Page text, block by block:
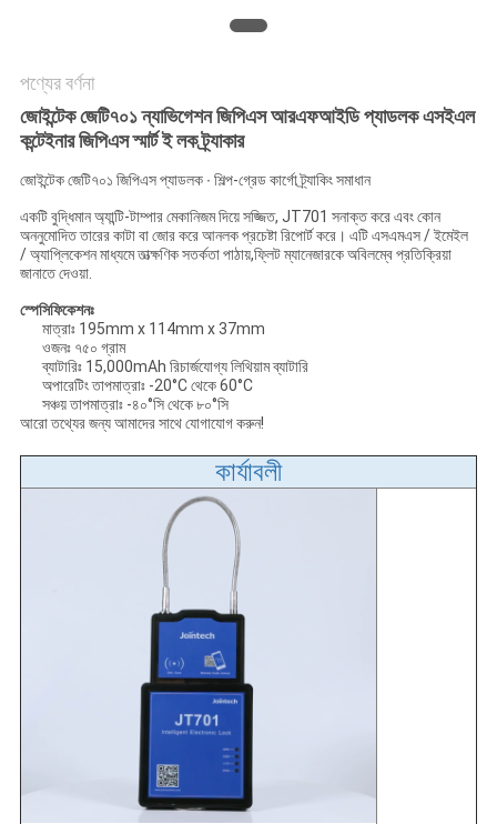
পণ্যের বর্ণনা
জোইন্টেক জেটি৭০১ ন্যাভিগেশন জিপিএস আরএফআইডি প্যাডলক এসইএল
কন্টেইনার জিপিএস স্মার্ট ই লক ট্র্যাকার
জোইন্টেক জেটি৭০১ জিপিএস প্যাডলক ∙ শিল্প-গ্রেড কার্গো ট্র্যাকিং সমাধান
একটি বুদ্ধিমান অ্যান্টি-টাম্পার মেকানিজম দিয়ে সজ্জিত, JT701 সনাক্ত করে এবং কোন
অননুমোদিত তারের কাটা বা জোর করে আনলক প্রচেষ্টা রিপোর্ট করে। এটি এসএমএস / ইমেইল
/ অ্যাপ্লিকেশন মাধ্যমে তাত্ক্ষণিক সতর্কতা পাঠায়,ফ্লিট ম্যানেজারকে অবিলম্বে প্রতিক্রিয়া
জানাতে দেওয়া.
স্পেসিফিকেশনঃ
মাত্রাঃ 195mm x 114mm x 37mm
ওজনঃ ৭৫০ গ্রাম
ব্যাটারিঃ 15,000mAh রিচার্জযোগ্য লিথিয়াম ব্যাটারি
অপারেটিং তাপমাত্রাঃ -20°C থেকে 60°C
সঞ্চয় তাপমাত্রাঃ -৪০°সি থেকে ৮০°সি
আরো তথ্যের জন্য আমাদের সাথে যোগাযোগ করুন!
কার্যাবলী